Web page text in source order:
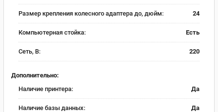
Размер крепления колесного адаптера до, дюйм: 24
Компьютерная стойка: Есть
Сеть, В: 220
Дополнительно:
Наличие принтера:
Да
Наличие базы данных: Да